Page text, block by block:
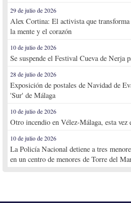
29 de julio de 2026
Alex Cortina: El activista que
la mente y el corazón
10 de julio de 2026
Se suspende el Festival Cueva de Nerja
28 de julio de 2026
Exposición de postales de Navidad de
'Sur' de Málaga
10 de julio de 2026
Otro incendio en Vélez-Málaga, esta
10 de julio de 2026
La Policía Nacional detiene a tres
en un centro de menores de Torre del